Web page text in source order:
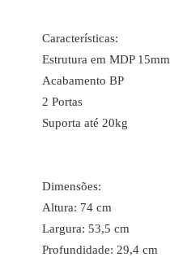
Características:
Estrutura em MDP 15mm
Acabamento BP
2 Portas
Suporta até 20kg
Dimensões:
Altura: 74 cm
Largura: 53,5 cm
Profundidade: 29,4 cm